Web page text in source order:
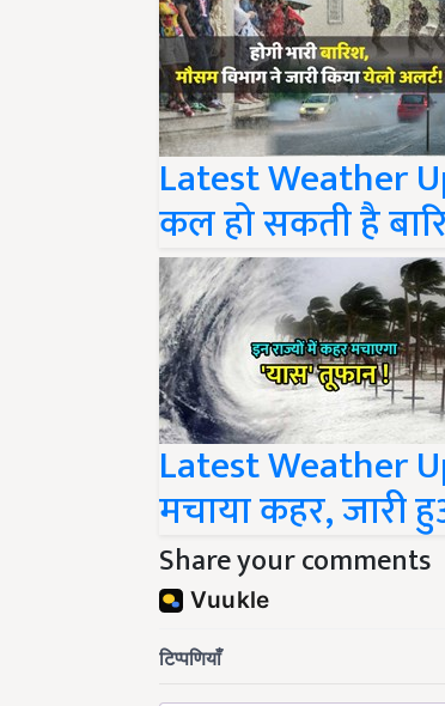
Latest Weather
कल हो सकती है
Latest Weather
मचाया कहर, जारी
Share your comments